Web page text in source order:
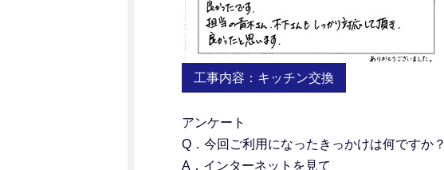
工事内容：キッチン交換
アンケート
Q．今回ご利用になったきっかけは何ですか？
A．インターネットを見て